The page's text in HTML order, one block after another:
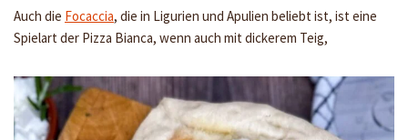
Auch die Focaccia, die in Ligurien und Apulien beliebt ist, ist eine
Spielart der Pizza Bianca, wenn auch mit dickerem Teig,